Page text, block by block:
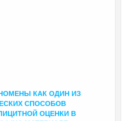
КАК ОДИН ИЗ
СПОСОБОВ
ОЦЕНКИ В